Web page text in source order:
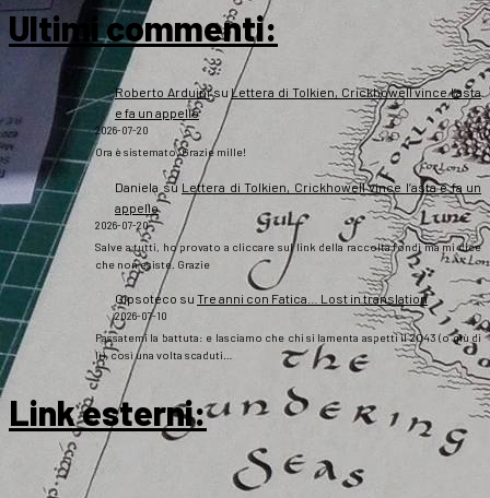
Ultimi commenti:
Roberto ArduinisuLettera di Tolkien, Crickhowell vince l’asta
e fa un appello
2026-07-20
Ora è sistemato. Grazie mille!
Daniela su Lettera di Tolkien, Crickhowell vince l’asta e fa un
appello
2026-07-20
Salve a tutti, ho provato a cliccare sul link della raccolta fondi ma mi dice
che non esiste. Grazie
Gipsoteco su Tre anni con Fatica… Lost in translation
2026-07-10
Passatemi la battuta: e lasciamo che chi si lamenta aspetti il 2043 (o giù di
lì), così una volta scaduti…
Link esterni: